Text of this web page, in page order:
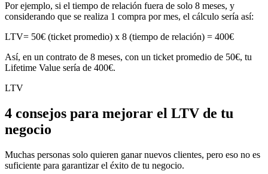
Por ejemplo, si el tiempo de relación fuera de solo 8 meses, y
considerando que se realiza 1 compra por mes, el cálculo sería así:
LTV= 50€ (ticket promedio) x 8 (tiempo de relación) = 400€
Así, en un contrato de 8 meses, con un ticket promedio de 50€, tu
Lifetime Value sería de 400€.
LTV
4 consejos para mejorar el LTV de tu
negocio
Muchas personas solo quieren ganar nuevos clientes, pero eso no es
suficiente para garantizar el éxito de tu negocio.